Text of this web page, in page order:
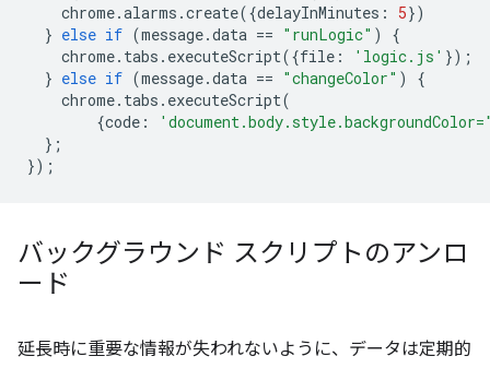
chrome.alarms .create({delayInMinutes : 5})
} else if (message.data == "runLogic" )
{
chrome. tabs . executeScript({file : 'logic.js' });
} else if (message.data == "changeColor" )
{
chrome. tabs . executeScript(
{code :
};
});
バックグラウンド スクリプトのアンロ
ード
延長時に重要な情報が失われないように、データは定期的